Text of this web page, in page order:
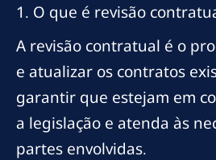
1. O que é revisão
A revisão contratual é o
e atualizar os contratos
garantir que estejam em
a legislação e atenda às
partes envolvidas.